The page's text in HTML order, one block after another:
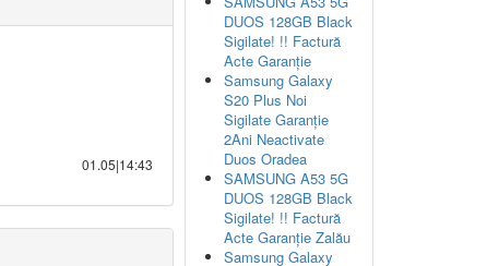
01.05|14:43
DUOS 128GB Black
Sigilate! !! Factură
Acte Garanție
Samsung Galaxy
S20 Plus Noi
Sigilate Garanție
2Ani Neactivate
Duos Oradea
SAMSUNG A53 5G
DUOS 128GB Black
Sigilate! !! Factură
Acte Garanție Zalău
Samsung Galaxy